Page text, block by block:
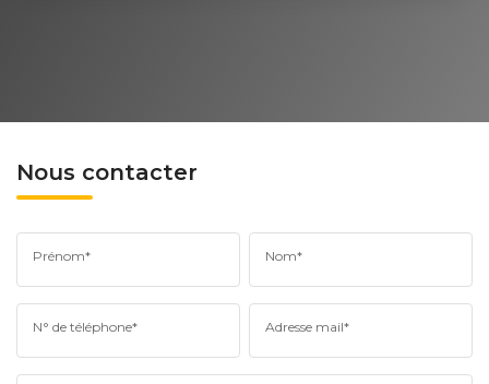
Nous contacter
Prénom* Nom*
N° de téléphone* Adresse mail*